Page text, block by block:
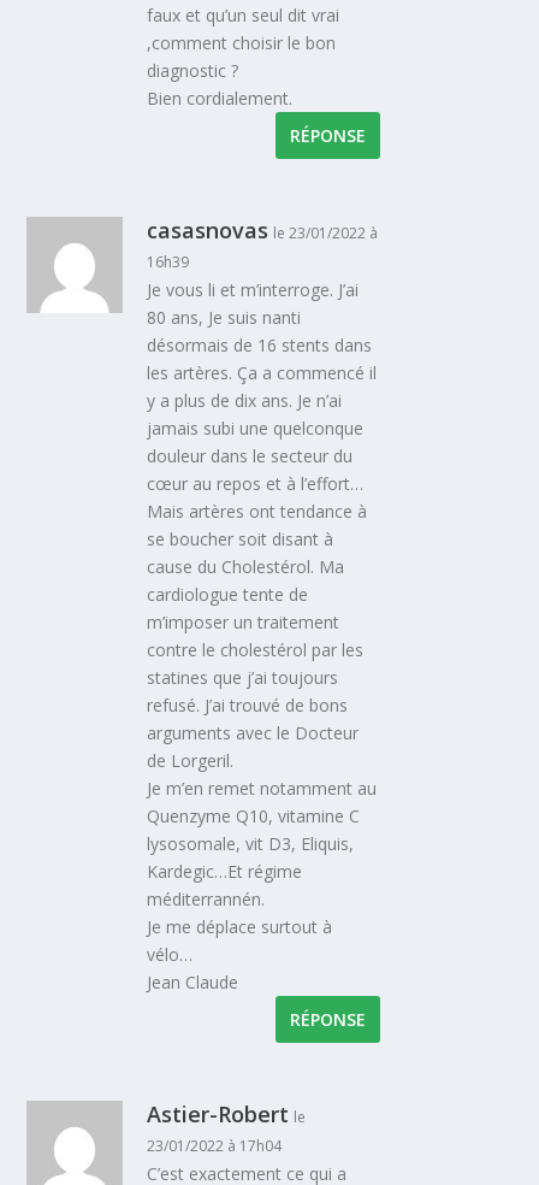
faux et qu’un seul dit vrai
,comment choisir le bon
diagnostic ?
Bien cordialement.
RÉPONSE
casasnovas le 23/01/2022 à
16h39
Je vous li et m’interroge. J’ai
80 ans, Je suis nanti
désormais de 16 stents dans
les artères. Ça a commencé il
y a plus de dix ans. Je n’ai
jamais subi une quelconque
douleur dans le secteur du
cœur au repos et à l’effort…
Mais artères ont tendance à
se boucher soit disant à
cause du Cholestérol. Ma
cardiologue tente de
m’imposer un traitement
contre le cholestérol par les
statines que j’ai toujours
refusé. J’ai trouvé de bons
arguments avec le Docteur
de Lorgeril.
Je m’en remet notamment au
Quenzyme Q10, vitamine C
lysosomale, vit D3, Eliquis,
Kardegic…Et régime
méditerrannén.
Je me déplace surtout à
vélo…
Jean Claude
RÉPONSE
Astier-Robert le
23/01/2022 à 17h04
C’est exactement ce qui a